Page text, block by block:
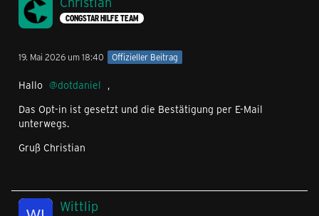
CONGSTAR HILFE TEAM
19. Mai 2026 um 18:40 Offizieller Beitrag
Hallo dotdaniel ,
Das Opt-in ist gesetzt und die Bestätigung per E-Mail
unterwegs.
Gruß Christian
Wittlip